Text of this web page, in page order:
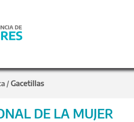
/Gacetillas
DE LA MUJER